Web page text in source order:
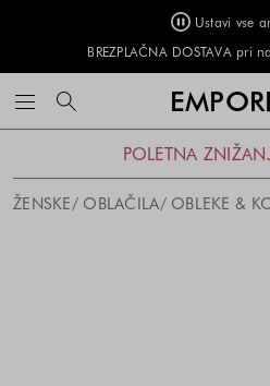
Ustavi vse
BREZPLAČNA DOSTAVA pri
POLETNA
ŽENSKE OBLAČILA OBLEKE &